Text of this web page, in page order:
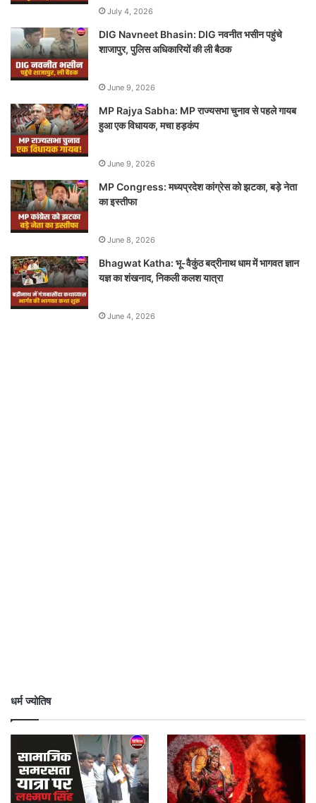
July 4, 2026
DIG Navneet Bhasin: DIG नवनीत भसीन पहुंचे
शाजापुर, पुलिस अधिकारियों की ली बैठक
June 9, 2026
MP Rajya Sabha: MP राज्यसभा चुनाव से पहले गायब
हुआ एक विधायक, मचा हड़कंप
June 9, 2026
MP Congress: मध्यप्रदेश कांग्रेस को झटका, बड़े नेता
का इस्तीफा
June 8, 2026
Bhagwat Katha: भू-वैकुंठ बद्रीनाथ धाम में भागवत ज्ञान
यज्ञ का शंखनाद, निकली कलश यात्रा
June 4, 2026
धर्म ज्योतिष